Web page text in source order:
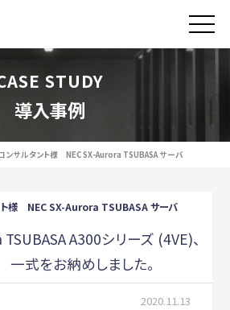
STUDY
導入事例
ンサルタント様 NEC SX-Aurora TSUBASA サーバ
ト様 NEC SX-Aurora TSUBASA サーバ
A300シリーズ (4VE)、
式をお納めしました。
2020.11.13